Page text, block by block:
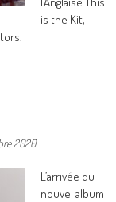
is the Kit,
2020
L’arrivée du
nouvel album